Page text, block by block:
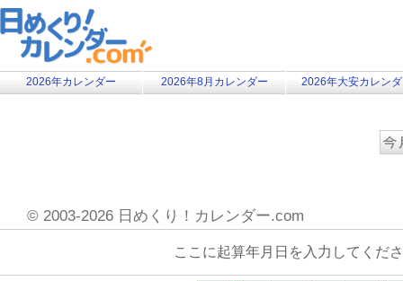
2026年カレンダー 2026年8月カレンダー 2026年大安カレン
© 2003-2026 日めくり！カレンダー.com
ここに起算年月日を入力してく